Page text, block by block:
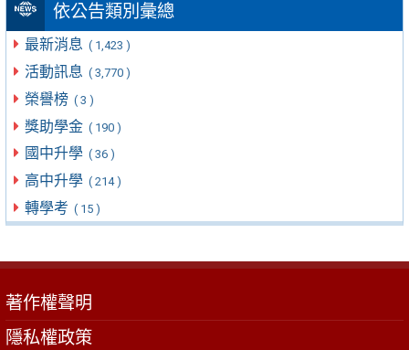
依公告類別彙總
最新消息 ( 1,423 )
活動訊息 ( 3,770 )
榮譽榜 ( 3 )
獎助學金 ( 190 )
國中升學 ( 36 )
高中升學 ( 214 )
轉學考 ( 15 )
著作權聲明
隱私權政策